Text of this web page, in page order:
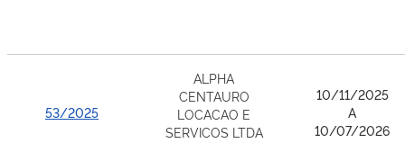
53/2025
ALPHA
CENTAURO
LOCACAO E
SERVICOS LTDA
10/11/2025
A
10/07/2026